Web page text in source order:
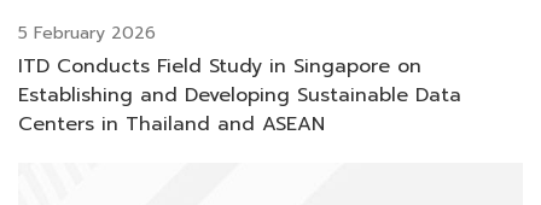
5 February 2026
ITD Conducts Field Study in Singapore on
Establishing and Developing Sustainable Data
Centers in Thailand and ASEAN